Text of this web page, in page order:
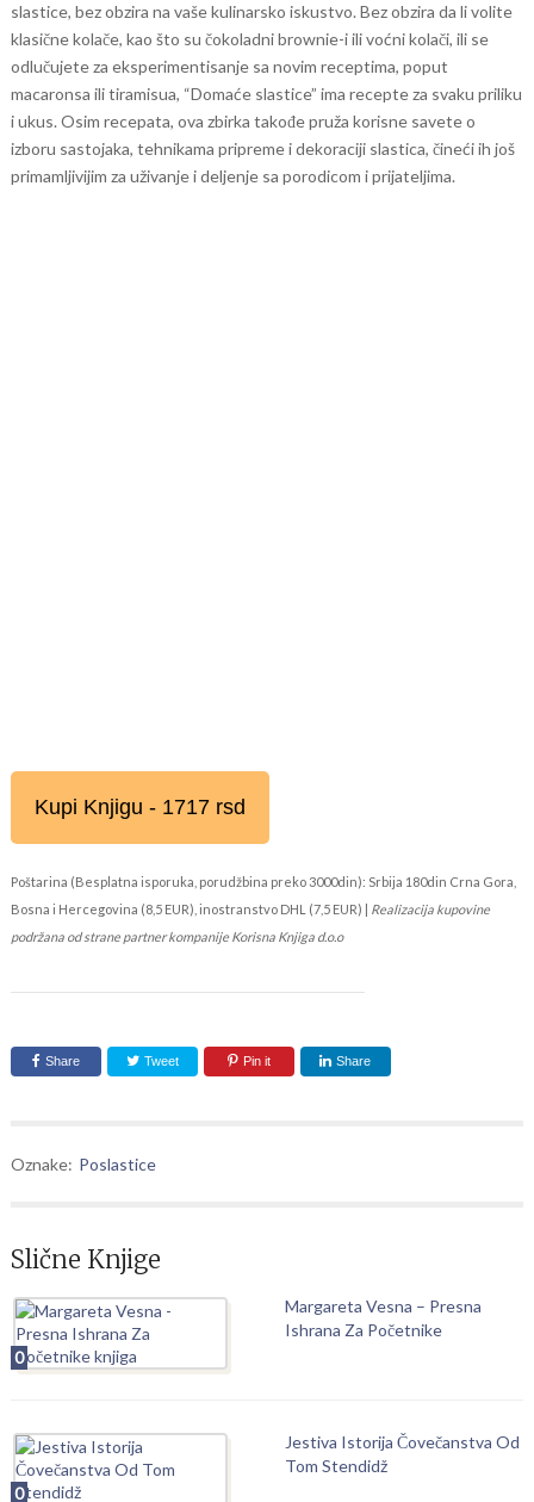
slastice, bez obzira na vaše kulinarsko iskustvo. Bez obzira da li volite
klasične kolače, kao što su čokoladni brownie-i ili voćni kolači, ili se
odlučujete za eksperimentisanje sa novim receptima, poput
macaronsa ili tiramisua, “Domaće slastice” ima recepte za svaku priliku
i ukus. Osim recepata, ova zbirka takođe pruža korisne savete o
izboru sastojaka, tehnikama pripreme i dekoraciji slastica, čineći ih još
primamljivijim za uživanje i deljenje sa porodicom i prijateljima.
Kupi Knjigu - 1717 rsd
Poštarina (Besplatna isporuka, porudžbina preko 3000din): Srbija 180din Crna Gora,
Bosna i Hercegovina (8,5 EUR), inostranstvo DHL (7,5 EUR) | Realizacija kupovine
podržana od strane partner kompanije Korisna Knjiga d.o.o
Share Tweet Pin it Share
Oznake: Poslastice
Slične Knjige
0
Margareta Vesna – Presna
Ishrana Za Početnike
0
Jestiva Istorija Čovečanstva Od
Tom Stendidž